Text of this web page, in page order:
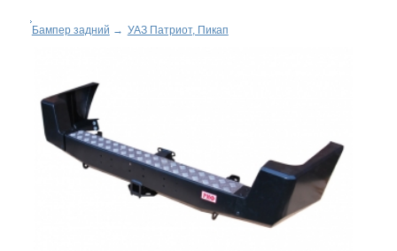
Бампер задний → УАЗ Патриот, Пикап